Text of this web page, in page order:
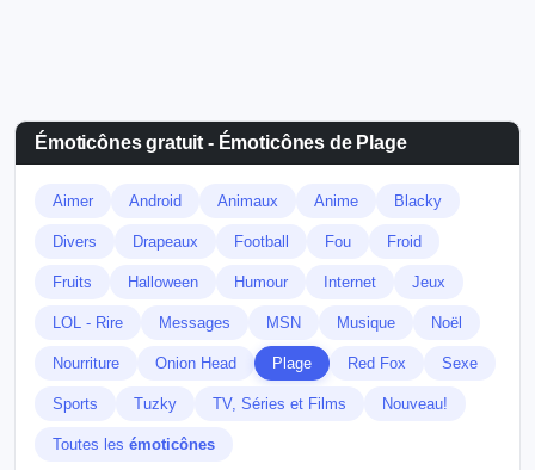
Émoticônes gratuit - Émoticônes de Plage
Aimer Android Animaux Anime Blacky
Divers Drapeaux Football Fou Froid
Fruits Halloween Humour Internet Jeux
LOL - Rire Messages MSN Musique Noël
Nourriture Onion Head Plage Red Fox Sexe
Sports Tuzky TV, Séries et Films Nouveau!
Toutes les émoticônes